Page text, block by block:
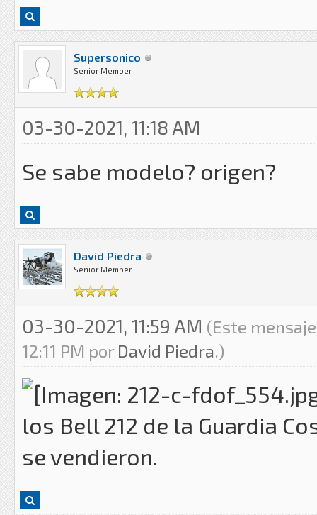
Supersonico
Senior Member
03-30-2021, 11:18 AM
Se sabe modelo? origen?
David Piedra
Senior Member
03-30-2021, 11:59 AM (Este
12:11 PM por David Piedra.)
los Bell 212 de la Guardia
se vendieron.